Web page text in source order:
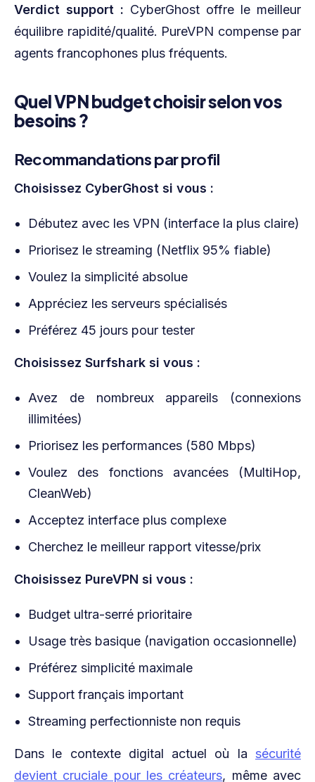
Verdict support : CyberGhost offre le meilleur
équilibre rapidité/qualité. PureVPN compense par
agents francophones plus fréquents.
Quel VPN budget choisir selon vos
besoins ?
Recommandations par profil
Choisissez CyberGhost si vous :
Débutez avec les VPN (interface la plus claire)
Priorisez le streaming (Netflix 95% fiable)
Voulez la simplicité absolue
Appréciez les serveurs spécialisés
Préférez 45 jours pour tester
Choisissez Surfshark si vous :
Avez de nombreux appareils (connexions
illimitées)
Priorisez les performances (580 Mbps)
Voulez des fonctions avancées (MultiHop,
CleanWeb)
Acceptez interface plus complexe
Cherchez le meilleur rapport vitesse/prix
Choisissez PureVPN si vous :
Budget ultra-serré prioritaire
Usage très basique (navigation occasionnelle)
Préférez simplicité maximale
Support français important
Streaming perfectionniste non requis
Dans le contexte digital actuel où la sécurité
devient cruciale pour les créateurs, même avec